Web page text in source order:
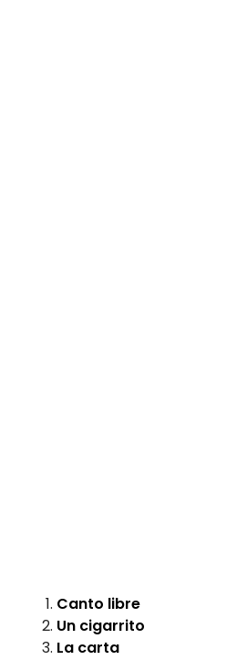
Canto libre
Un cigarrito
La carta